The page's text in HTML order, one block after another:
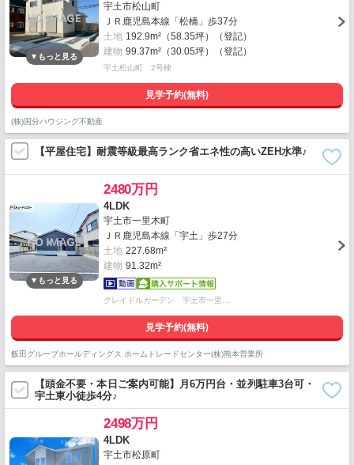
宇土市松山町
ＪＲ鹿児島本線「松橋」歩37分
土地 192.9m²（58.35坪）（登記）
建物 99.37m²（30.05坪）（登記）
宇土松山町 2号棟
見学予約(無料)
(株)国分ハウジング不動産
【平屋住宅】耐震等級最高ランク省エネ性の高いZEH水準♪
2480万円
4LDK
宇土市一里木町
ＪＲ鹿児島本線「宇土」歩27分
土地 227.68m²
建物 91.32m²
クレイドルガーデン 宇土市一里…
見学予約(無料)
飯田グループホールディングス ホームトレードセンター(株)熊本営業所
【頭金不要・本日ご案内可能】月6万円台・並列駐車3台可・
宇土東小徒歩4分♪
2498万円
4LDK
宇土市松原町